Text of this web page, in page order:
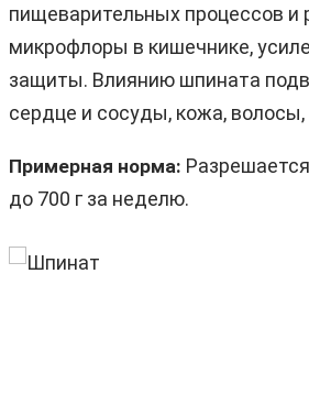
пищеварительных процессов и
микрофлоры в кишечнике,
защиты. Влиянию шпината
сердце и сосуды, кожа, волосы,
Примерная норма:
до 700 г за неделю.